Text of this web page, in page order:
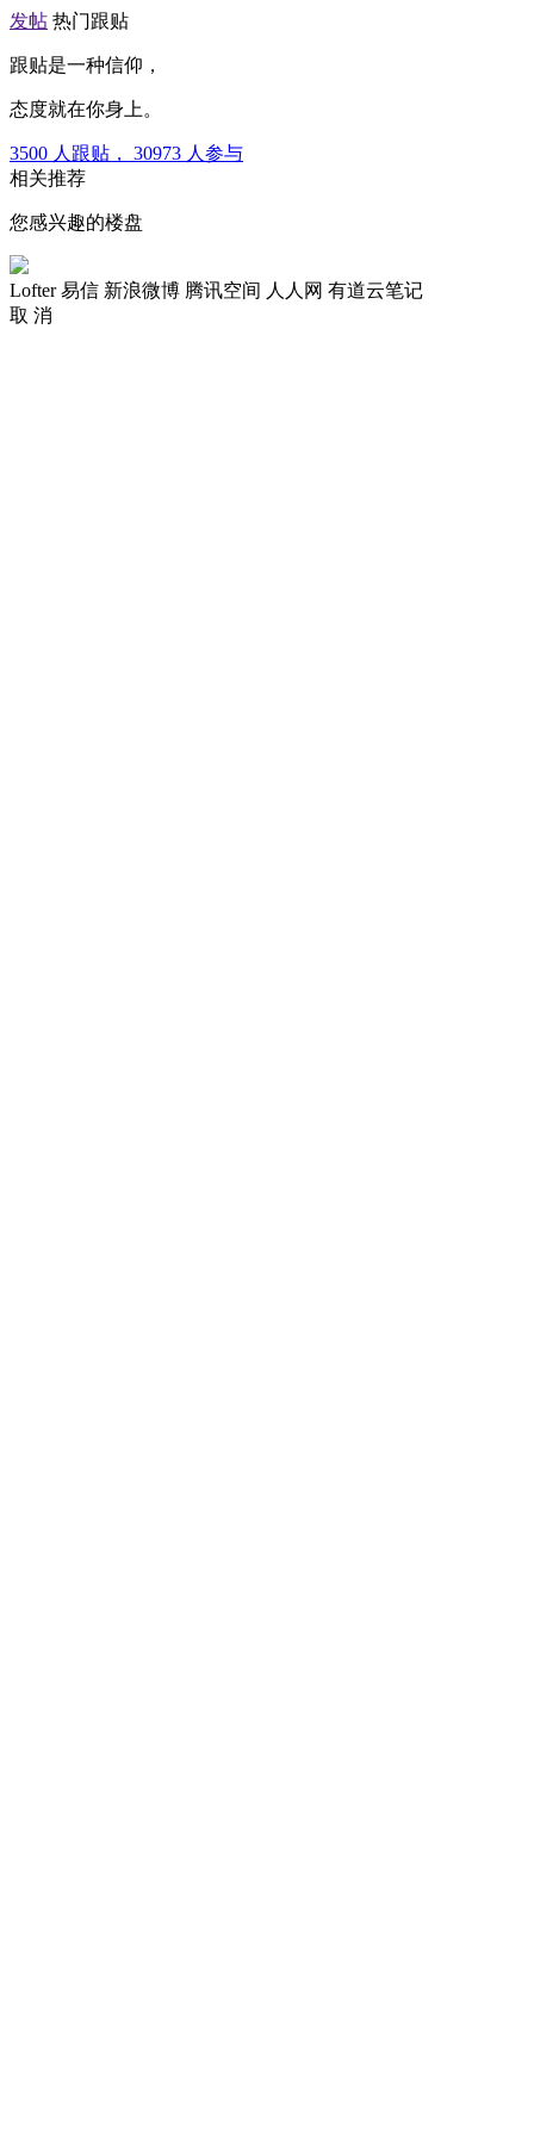
发帖 热门跟贴
跟贴是一种信仰，
态度就在你身上。
3500 人跟贴， 30973 人参与
相关推荐
您感兴趣的楼盘
Lofter 易信 新浪微博 腾讯空间 人人网 有道云笔记
取 消